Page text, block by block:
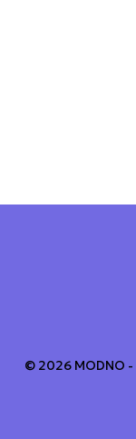
© 2026 MODNO -